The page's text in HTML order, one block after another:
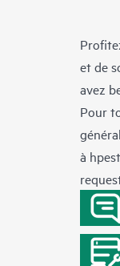
et de
avez
Pour
à